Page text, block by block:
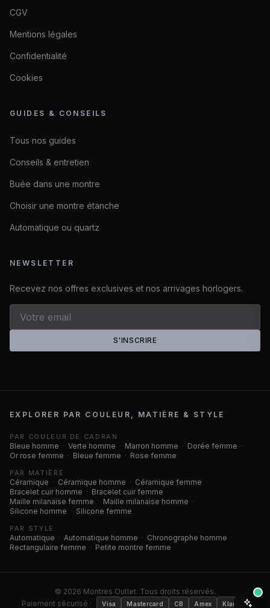
CGV
Mentions légales
Confidentialité
Cookies
GUIDES & CONSEILS
Tous nos guides
Conseils & entretien
Buée dans une montre
Choisir une montre étanche
Automatique ou quartz
NEWSLETTER
Recevez nos offres exclusives et nos arrivages horlogers.
S'INSCRIRE
EXPLORER PAR COULEUR, MATIÈRE & STYLE
PAR COULEUR DE CADRAN
Bleue homme · Verte homme · Marron homme · Dorée femme ·
Or rose femme · Bleue femme · Rose femme
PAR MATIÈRE
Céramique · Céramique homme · Céramique femme ·
Bracelet cuir homme · Bracelet cuir femme ·
Maille milanaise femme · Maille milanaise homme ·
Silicone homme · Silicone femme
PAR STYLE
Automatique · Automatique homme · Chronographe homme ·
Rectangulaire femme · Petite montre femme
© 2026 Montres Outlet. Tous droits réservés.
Paiement sécurisé ·
Visa Mastercard CB Amex Klarna